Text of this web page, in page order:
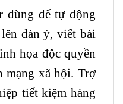
dùng để tự động
dàn ý, viết bài
họa độc quyền
mạng xã hội. Trợ
tiết kiệm hàng